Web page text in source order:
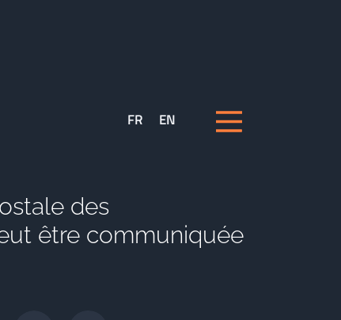
FR EN
des
être communiquée